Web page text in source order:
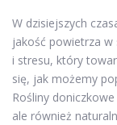
W dzisiejszych
jakość powietrza w
i stresu, który
się, jak możemy
Rośliny
ale również